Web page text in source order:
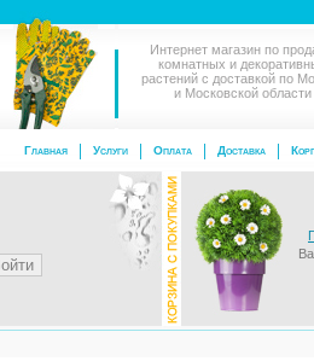
Интернет магазин по
комнатных и
растений с доставкой по
и Московской области
Доставка
Оплата
Услуги
Главная